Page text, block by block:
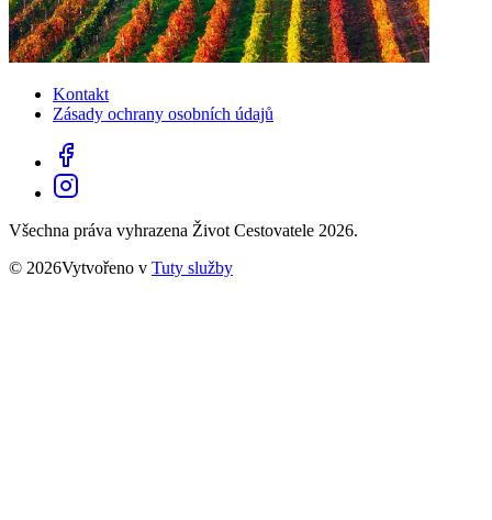
Kontakt
Zásady ochrany osobních údajů
Všechna práva vyhrazena Život Cestovatele 2026.
© 2026Vytvořeno v Tuty služby